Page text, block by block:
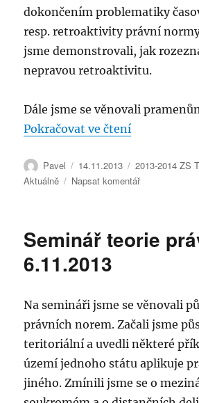
dokončením problematiky
resp. retroaktivity právní
jsme demonstrovali, jak
nepravou retroaktivitu.
Dále jsme se věnovali
Pokračovat ve čtení„Seminář
Autor:
Pavel Publikováno:
14.11.2013 Rubriky:
2013-2014 ZS
Aktuálně
Napsat komentářpro
Seminář
Seminář teorie
6.11.2013
Na semináři jsme se věnovali
právních norem. Začali jsme
teritoriální a uvedli některé
území jednoho státu aplikuje
jiného. Zmínili jsme se o